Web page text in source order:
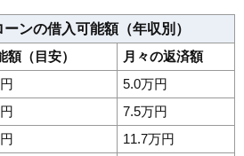
ンの借入可能額（年収別）
額（目安）
月々の返済額
5.0万円
7.5万円
11.7万円